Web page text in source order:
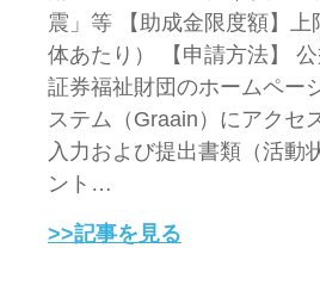
震」等 【助成金限度額】上
体あたり） 【申請方法】
証券福祉財団のホームペー
ステム（Graain）にアクセ
入力および提出書類（活動
ント…
>>記事を見る